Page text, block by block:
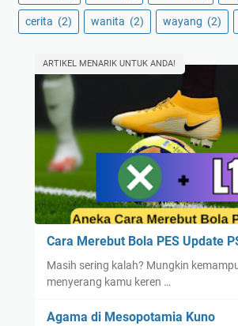
cerita (2) wanita (2) wayang (2)
ARTIKEL MENARIK UNTUK ANDA!
Cara Merebut Bola PES Update
Masih sering kalah? Mungkin
menyerang kamu keren …
Agama di Mesopotamia Kuno